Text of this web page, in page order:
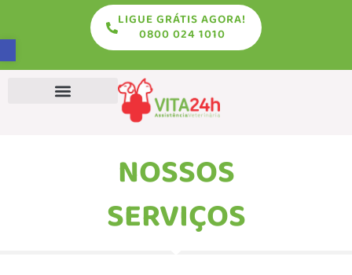
LIGUE GRÁTIS AGORA!
0800 024 1010
NOSSOS
SERVIÇOS
Abrir a barra de ferramentas